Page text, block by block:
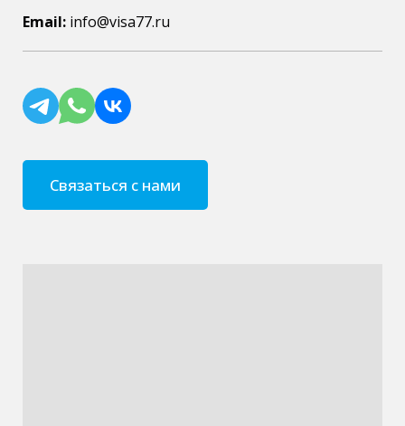
Email: info@visa77.ru
Связаться с нами